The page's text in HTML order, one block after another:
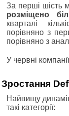
За перші шість
розміщено
кварталі
порівняно з
порівняно з
У червні
Зростання
Найвищу
такі категорії: